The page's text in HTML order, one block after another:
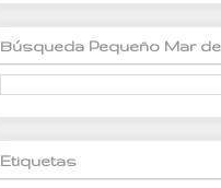
Búsqueda Pequeño Mar
Etiquetas